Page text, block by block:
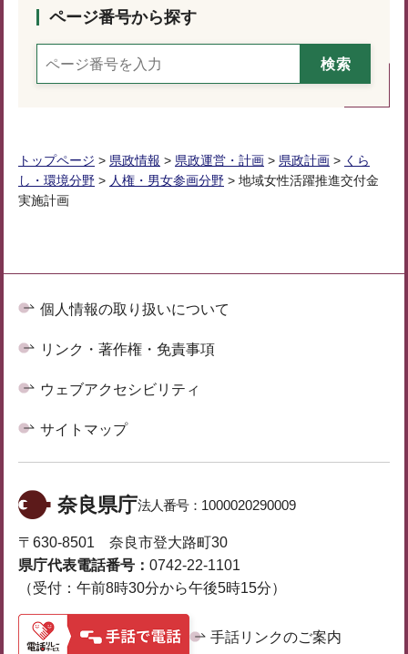
ページ番号から探す
トップページ > 県政情報 > 県政運営・計画 > 県政計画 > くら
し・環境分野 > 人権・男女参画分野 > 地域女性活躍推進交付金
実施計画
個人情報の取り扱いについて
リンク・著作権・免責事項
ウェブアクセシビリティ
サイトマップ
奈良県庁法人番号： 1000020290009
〒630-8501 奈良市登大路町30
県庁代表電話番号： 0742-22-1101
（受付：午前8時30分から午後5時15分）
手話リンクのご案内